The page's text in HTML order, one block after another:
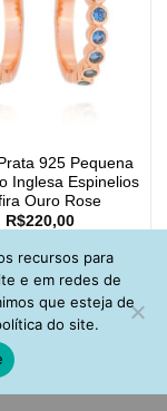
925 Pequena
Inglesa Espinelios
Ouro Rose
R$220,00
recursos para
e em redes de
que esteja de
do site.